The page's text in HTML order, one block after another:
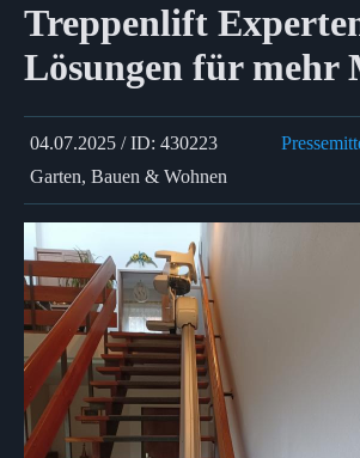
Treppenlift
Lösungen für mehr
04.07.2025 / ID: 430223
Garten, Bauen & Wohnen